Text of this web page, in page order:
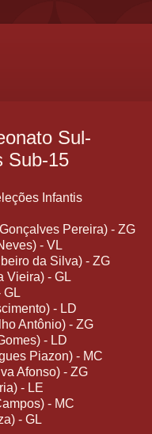
Sul-
Sub-15
Infantis
Pereira) - ZG
- VL
da Silva) - ZG
Vieira) - GL
GL
- LD
Antônio) - ZG
- LD
Piazon) - MC
Afonso) - ZG
- LE
- MC
- GL